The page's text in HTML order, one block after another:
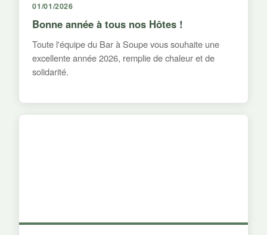
01/01/2026
Bonne année à tous nos Hôtes !
Toute l'équipe du Bar à Soupe vous souhaite une
excellente année 2026, remplie de chaleur et de
solidarité.